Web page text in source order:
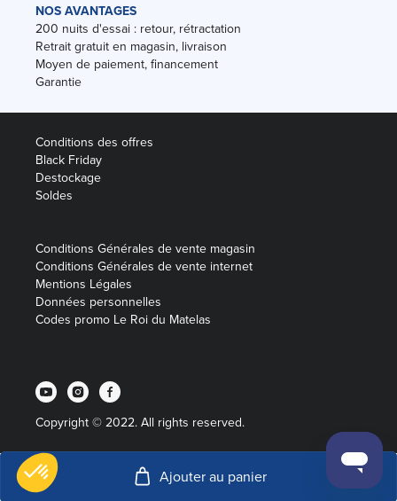
Ajouter au panier
NOS AVANTAGES
200 nuits d'essai : retour, rétractation
Retrait gratuit en magasin, livraison
Moyen de paiement, financement
Garantie
Conditions des offres
Black Friday
Destockage
Soldes
Conditions Générales de vente magasin
Conditions Générales de vente internet
Mentions Légales
Données personnelles
Codes promo Le Roi du Matelas
Copyright © 2022. All rights reserved.